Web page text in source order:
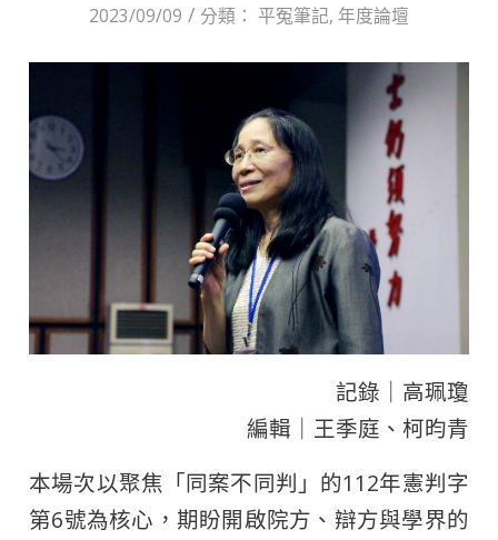
2023/09/09 / 分類： 平冤筆記, 年度論壇
記錄｜高珮瓊
編輯｜王季庭、柯昀青
本場次以聚焦「同案不同判」的112年憲判字
第6號為核心，期盼開啟院方、辯方與學界的